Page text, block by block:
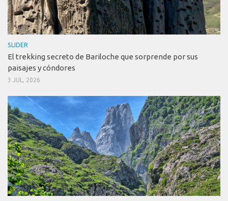
SLIDER
El trekking secreto de Bariloche que sorprende por sus
paisajes y cóndores
3 JUL, 2026